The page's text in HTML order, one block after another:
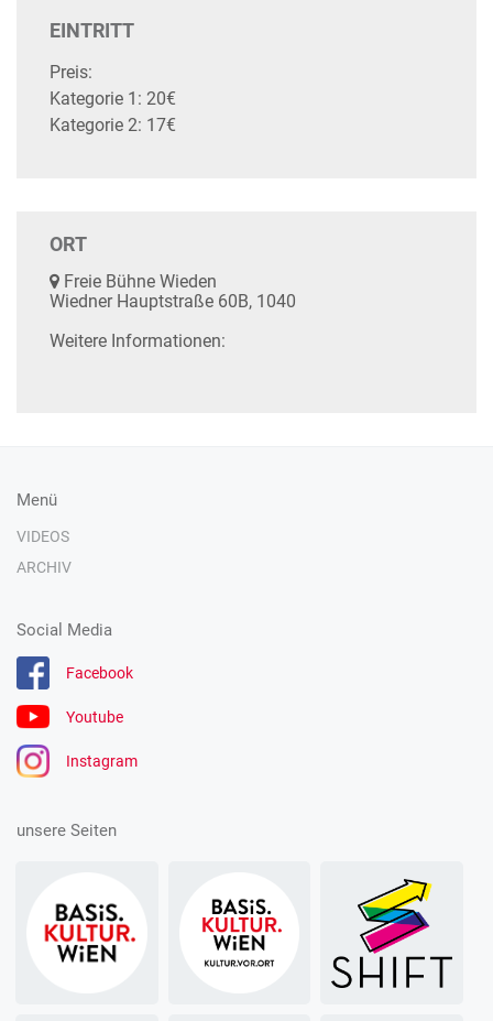
EINTRITT
Preis:
Kategorie 1: 20€
Kategorie 2: 17€
ORT
Freie Bühne Wieden
Wiedner Hauptstraße 60B, 1040
Weitere Informationen:
Menü
VIDEOS
ARCHIV
Social Media
Facebook
Youtube
Instagram
unsere Seiten